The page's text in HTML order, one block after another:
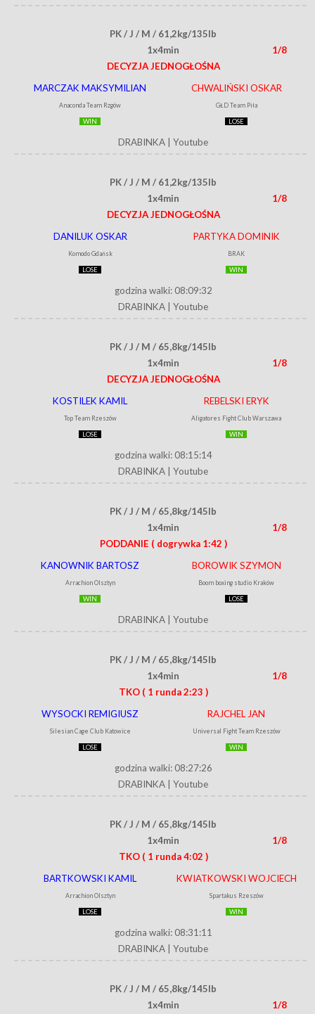
PK / J / M / 61,2kg/135lb
1x4min
1/8
DECYZJA JEDNOGŁOŚNA
MARCZAK MAKSYMILIAN
Anaconda Team Rzgów
WIN
CHWALIŃSKI OSKAR
GŁD Team Piła
LOSE
DRABINKA Youtube
PK / J / M / 61,2kg/135lb
1x4min
1/8
DECYZJA JEDNOGŁOŚNA
DANILUK OSKAR
Komodo Gdańsk
LOSE
PARTYKA DOMINIK
BRAK
WIN
godzina walki: 08:09:32
DRABINKA
Youtube
PK / J / M / 65,8kg/145lb
1x4min
1/8
DECYZJA JEDNOGŁOŚNA
KOSTILEK KAMIL
Top Team Rzeszów
LOSE
REBELSKI ERYK
Aligatores Fight Club Warszawa
WIN
godzina walki: 08:15:14
DRABINKA
Youtube
PK / J / M / 65,8kg/145lb
1x4min
1/8
PODDANIE ( dogrywka 1:42 )
KANOWNIK BARTOSZ
Arrachion Olsztyn
WIN
BOROWIK SZYMON
Boom boxing studio Kraków
LOSE
DRABINKA Youtube
PK / J / M / 65,8kg/145lb
1x4min
1/8
TKO ( 1 runda 2:23 )
WYSOCKI REMIGIUSZ
Silesian Cage Club Katowice
LOSE
RAJCHEL JAN
Universal Fight Team Rzeszów
WIN
godzina walki: 08:27:26
DRABINKA
Youtube
PK / J / M / 65,8kg/145lb
1x4min
1/8
TKO ( 1 runda 4:02 )
BARTKOWSKI KAMIL
Arrachion Olsztyn
LOSE
KWIATKOWSKI WOJCIECH
Spartakus Rzeszów
WIN
godzina walki: 08:31:11
DRABINKA
Youtube
PK / J / M / 65,8kg/145lb
1x4min
1/8